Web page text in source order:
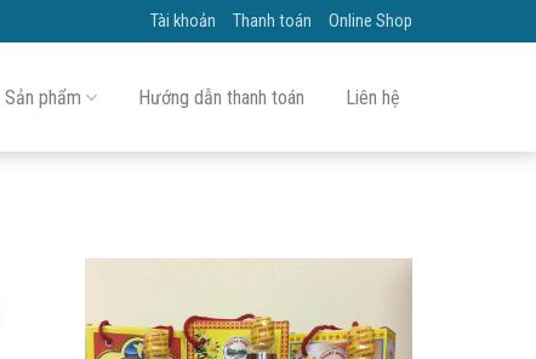
Tài khoản Thanh toán Online Shop
Sản phẩm Hướng dẫn thanh toán Liên hệ